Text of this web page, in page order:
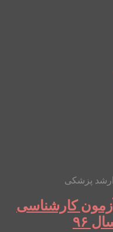
ارشد پزشکی
کارشناسی
۹۶